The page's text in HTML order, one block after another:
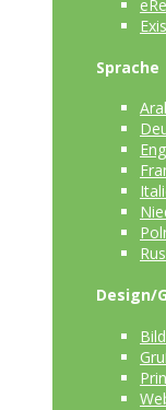
Sprache
Design/